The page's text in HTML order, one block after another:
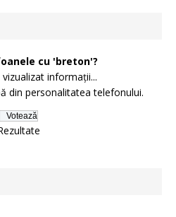
cu 'breton'?
informații...
din personalitatea telefonului.